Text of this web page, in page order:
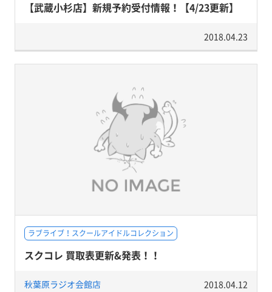
【武蔵小杉店】新規予約受付情報！【4/23更新】
2018.04.23
ラブライブ！スクールアイドルコレクション
スクコレ 買取表更新&発表！！
秋葉原ラジオ会館店 2018.04.12